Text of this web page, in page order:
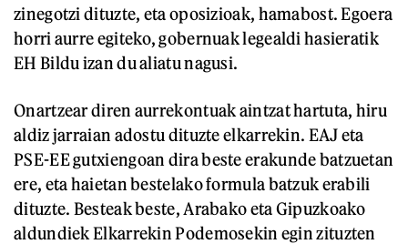
zinegotzi dituzte, eta oposizioak, hamabost. Egoera
horri aurre egiteko, gobernuak legealdi hasieratik
EH Bildu izan du aliatu nagusi.
Onartzear diren aurrekontuak aintzat hartuta, hiru
aldiz jarraian adostu dituzte elkarrekin. EAJ eta
PSE-EE gutxiengoan dira beste erakunde batzuetan
ere, eta haietan bestelako formula batzuk erabili
dituzte. Besteak beste, Arabako eta Gipuzkoako
aldundiek Elkarrekin Podemosekin egin zituzten